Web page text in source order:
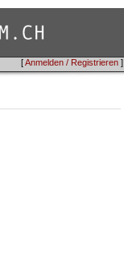
[Anmelden / Registrieren ]